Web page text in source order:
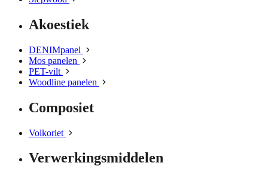
Akoestiek
DENIMpanel
Mos panelen
PET-vilt
Woodline panelen
Composiet
Volkoriet
Verwerkingsmiddelen